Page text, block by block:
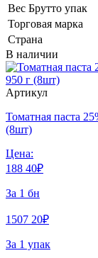
Вес Брутто упак
Торговая марка
Страна
В наличии
Артикул
Томатная паста
(8шт)
Цена:
188 40₽
За 1 бн
1507 20₽
За 1 упак